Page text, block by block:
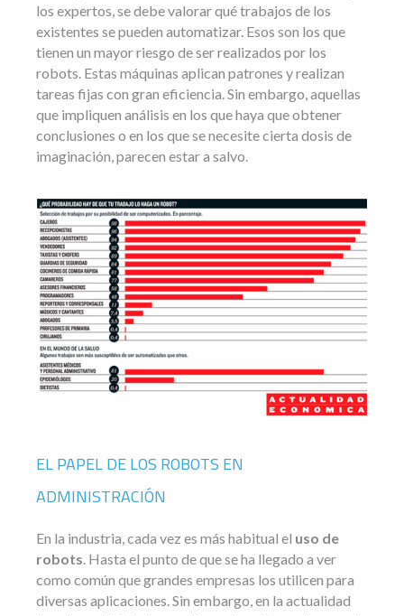
los expertos, se debe valorar qué trabajos de los
existentes se pueden automatizar. Esos son los que
tienen un mayor riesgo de ser realizados por los
robots. Estas máquinas aplican patrones y realizan
tareas fijas con gran eficiencia. Sin embargo, aquellas
que impliquen análisis en los que haya que obtener
conclusiones o en los que se necesite cierta dosis de
imaginación, parecen estar a salvo.
EL PAPEL DE LOS ROBOTS EN
ADMINISTRACIÓN
En la industria, cada vez es más habitual el uso de
robots. Hasta el punto de que se ha llegado a ver
como común que grandes empresas los utilicen para
diversas aplicaciones. Sin embargo, en la actualidad